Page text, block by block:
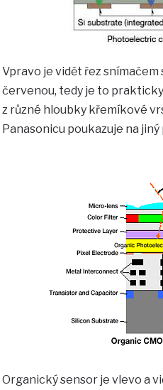
Vpravo je vidět řez
červenou, tedy je to
z různé hloubky křemíkové
Panasonicu poukazuje na jiný
Organický sensor je vlevo a